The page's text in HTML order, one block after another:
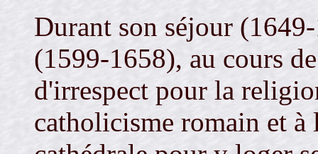
Durant son séjour
(1599-1658), au cours
d'irrespect pour la
catholicisme romain et